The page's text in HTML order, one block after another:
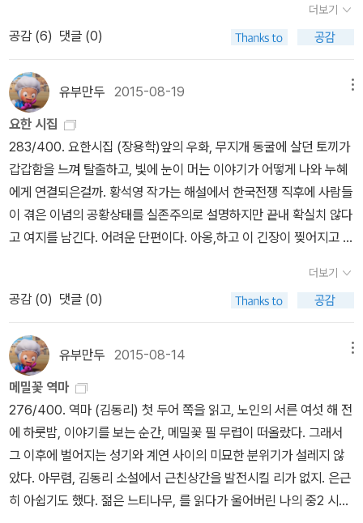
석영의 한국 명단편 101’의 첫번째 연재를 마치고 그 두번째를 기획
하면서, 우리가 던진 질문은 이런 것이었다. 1945년부터 1950년 한
국전쟁을 거쳐 1960년 4·19혁명이 발발하기 직전까지의 한국문학
을 어떻게 규정할 것인가? 일제 식민지로부터의 해방과 동족상잔의
전쟁, 휴전과 분단의 고착이라는 역사적 사건으로 점철된 이 시기 문
학을 새롭게 바라보기 위하여 무엇을 할 것인가?일단, 우리는 이 시
기를 그간의 한국문학사처럼 ‘전후문학’의 틀로 바라보는 것은 지양
하기로 했다. 따라서 이 시기를 해방기와 전후시기로 나누던 그간의
구분 자체가 무의미하다는 데 동의했다. 한국전쟁은 오늘날 우리 민
족의 삶을 규정하는 근본적 외상임에는 틀림없다. 아직까지 지구상에
유롭지 못하다. 전쟁은 우리의 무의식적 본능이 닻을 내린 곳이자 도
덕과 양심의 기원이기도 하다. 그러나 돌이켜보면 ‘한국전쟁’은 해방
이전부터 내재되어오던 계급 갈등의 심화라는 내적 요소와 동서 냉전
체제로부터 배태된 이데올로기 대리전으로서의 외적 성격을 공히 지
니고 있는 만큼, ‘해방’을 둘러싼 역사적 정황 속에서의 이해를 배제하
고선 그 본질을 제대로 파악하기 어렵다고 할 수 있다. 그런 의미에서
‘전쟁’과 ‘해방’은 둘이 아니라 하나다. 우리가 이 시리즈의 부제를 ‘해
방과 전쟁’이라고 이름 붙이고 이 시기를 하나의 관점에서 동시에 조
망할 필요가 있다고 판단한 데는 이러한 이유가 있다._일본 패망과 더
불어 느닷없이 찾아온 ‘해방’은 우리로 하여금 엄청난 혼란을 야기했
다. ‘해방은 도둑처럼 몰래 찾아왔다’는 함석헌 선생의 말이 의미하는
해 놓았지만 죽음은 죽음이고 전쟁은 전쟁일 뿐. 319/400. 탈향 (이
호철)저자의 홀홀단신 월남 인생사를 읽기 전에도 이 짧은 소설 속 소
년의 절박함은 생생했다. 눈도 안 오고 억양도 다른 남쪽 항국에서 형
제처럼 족쇄처럼 의지하던 고향 사람들을 잃는 소년의 아픈 인생. 단
편선의 두 번째 책을 오랫동안 읽었다. 전쟁이야기라 읽는데 진이 빠
더보기
공감 (6) 댓글 (0)
유부만두 2015-08-19
요한 시집
283/400. 요한시집 (장용학)앞의 우화, 무지개 동굴에 살던 토끼가
갑갑함을 느껴 탈출하고, 빛에 눈이 머는 이야기가 어떻게 나와 누혜
에게 연결되은걸까. 황석영 작가는 해설에서 한국전쟁 직후에 사람들
이 겪은 이념의 공황상태를 실존주의로 설명하지만 끝내 확실치 않다
고 여지를 남긴다. 어려운 단편이다. 아옹,하고 이 긴장이 찢어지고 단
간 꽃이 방긋, 피어날 수도 있는 것이다. 있을 수 있는 일은 무수하다.
그 무수의 가능성이 하나의 우연에 의하여 말살된 자리가 존재이다.
따라서 존재는 죄지은 존재이다. 생 속에서는 죄지었다는 것은 또 죄
지을 것을 의미한다. 존재는 범죄이다. 그 총목록이 세계이고, 인생은
그 범죄자였다. (237)
더보기
공감 (0) 댓글 (0)
유부만두 2015-08-14
메밀꽃 역마
276/400. 역마 (김동리) 첫 두어 쪽을 읽고, 노인의 서른 여섯 해 전
에 하룻밤, 이야기를 보는 순간, 메밀꽃 필 무렵이 떠올랐다. 그래서
그 이후에 벌어지는 성기와 계연 사이의 미묘한 분위기가 설레지 않
았다. 아무렴, 김동리 소설에서 근친상간을 발전시킬 리가 없지. 은근
히 아쉽기도 했다. 젊은 느티나무, 를 읽다가 울어버린 나의 중2 시절